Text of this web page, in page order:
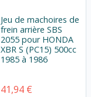
Jeu de machoires de
frein arrière SBS
2055 pour HONDA
XBR S (PC15) 500cc
1985 à 1986
41,94 €